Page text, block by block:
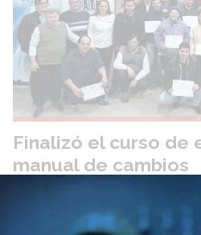
Finalizó el curso de
manual de cambios
El GOBIERNO DE SAN CARLOS